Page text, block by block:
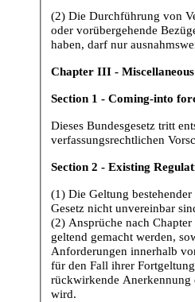
(2) Die Durchführung von
oder vorübergehende
haben, darf nur
Chapter III -
Section 1 - Coming-into
Dieses Bundesgesetz tritt
verfassungsrechtlichen
Section 2 - Existing
(1) Die Geltung
Gesetz nicht unvereinbar
(2) Ansprüche nach
geltend gemacht werden,
Anforderungen innerhalb
für den Fall ihrer
rückwirkende Anerkennung
wird.